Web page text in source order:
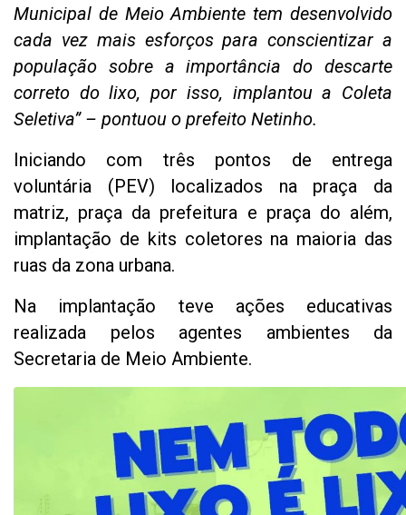
Municipal de Meio Ambiente tem desenvolvido
cada vez mais esforços para conscientizar a
população sobre a importância do descarte
correto do lixo, por isso, implantou a Coleta
Seletiva” – pontuou o prefeito Netinho.
Iniciando com três pontos de entrega
voluntária (PEV) localizados na praça da
matriz, praça da prefeitura e praça do além,
implantação de kits coletores na maioria das
ruas da zona urbana.
Na implantação teve ações educativas
realizada pelos agentes ambientes da
Secretaria de Meio Ambiente.